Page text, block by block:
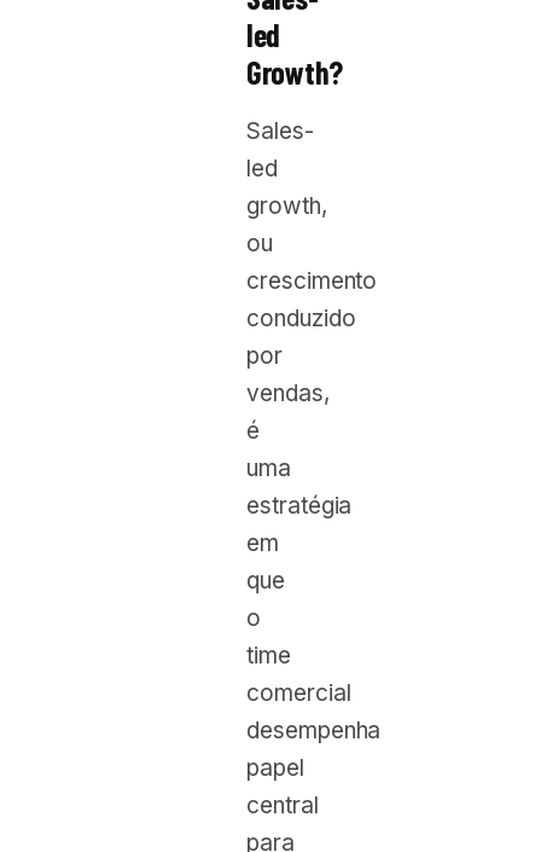
led
Growth?
Sales-
led
growth,
ou
crescimento
conduzido
por
vendas,
é
uma
estratégia
em
que
o
time
comercial
desempenha
papel
central
para